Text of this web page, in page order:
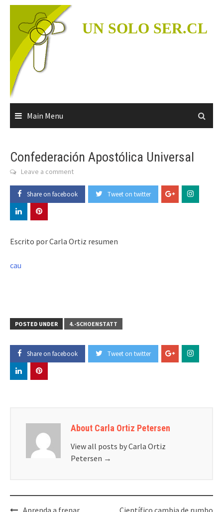
Skip
content
UN SOLO SER.CL
Main Menu
Confederación Apostólica Universal
Leave a comment
Share on facebook Tweet on twitter
Escrito por Carla Ortiz resumen
cau
POSTED UNDER 4.-SCHOENSTATT
Share on facebook Tweet on twitter
About Carla Ortiz Petersen
View all posts by Carla Ortiz
Petersen →
Aprenda a frenar Científico cambia de rumbo